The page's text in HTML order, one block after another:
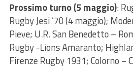
Prossimo turno (5 maggio):
Rugby Jesi ’70 (4 maggio);
Pieve; U.R. San Benedetto –
Rugby -Lions Amaranto;
Firenze Rugby 1931; Colorno –